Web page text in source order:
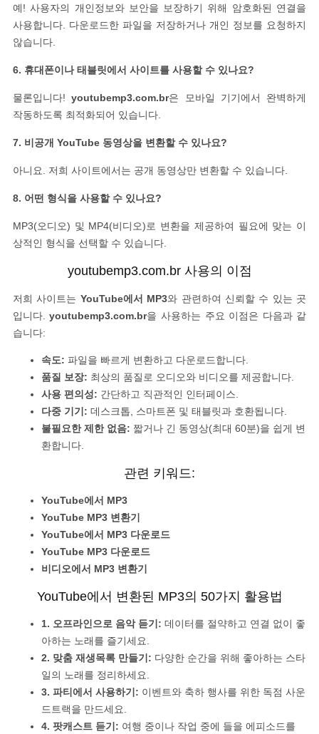
예! 사용자의 개인정보와 보안을 보장하기 위해 암호화된 연결을
사용합니다. 다운로드한 파일을 저장하거나 개인 정보를 요청하지
않습니다.
6. 휴대폰이나 태블릿에서 사이트를 사용할 수 있나요?
물론입니다!youtubemp3.com.br은 모바일 기기에서 완벽하게
작동하도록 최적화되어 있습니다.
7. 비공개 YouTube 동영상을 변환할 수 있나요?
아니요. 저희 사이트에서는 공개 동영상만 변환할 수 있습니다.
8. 어떤 형식을 사용할 수 있나요?
MP3(오디오) 및 MP4(비디오)로 변환을 제공하여 필요에 맞는 이
상적인 형식을 선택할 수 있습니다.
youtubemp3.com.br 사용의 이점
저희 사이트는 YouTube에서 MP3와 관련하여 신뢰할 수 있는 곳
입니다.youtubemp3.com.br을 사용하는 주요 이점은 다음과 같
습니다:
속도: 파일을 빠르게 변환하고 다운로드합니다.
품질 보장: 최상의 품질로 오디오와 비디오를 제공합니다.
사용 편의성: 간단하고 직관적인 인터페이스.
다중 기기: 데스크톱, 스마트폰 및 태블릿과 호환됩니다.
불필요한 제한 없음: 짧거나 긴 동영상(최대 60분)을 쉽게 변
환합니다.
관련 키워드:
YouTube에서 MP3
YouTube MP3 변환기
YouTube에서 MP3 다운로드
YouTube MP3 다운로드
비디오에서 MP3 변환기
YouTube에서 변환된 MP3의 50가지 활용법
1. 오프라인으로 음악 듣기: 데이터를 절약하고 연결 없이 좋
아하는 노래를 즐기세요.
2. 맞춤 재생목록 만들기: 다양한 순간을 위해 좋아하는 스타
일의 노래를 정리하세요.
3. 파티에서 사용하기: 이벤트와 축하 행사를 위한 독점 사운
드트랙을 만드세요.
4. 팟캐스트 듣기: 여행 중이나 작업 중에 들을 에피소드를